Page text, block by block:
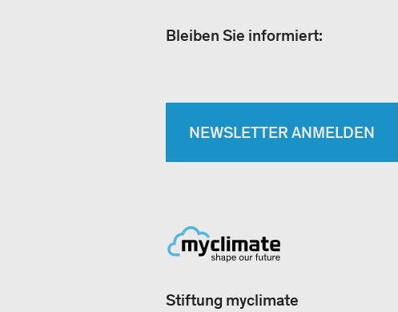
Bleiben Sie informiert:
NEWSLETTER ANMELDEN
Stiftung myclimate